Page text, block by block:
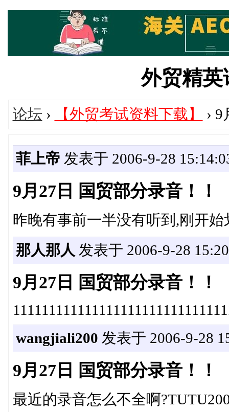
外贸精
论坛 › 【外贸考试资料下载】 ›
菲上帝 发表于 2006-9-28
9月27日 国贸部分录音！！
昨晚有事前一半没有听到,刚开
那人那人 发表于 2006-9-28
9月27日 国贸部分录音！！
wangjiali200 发表于 2006-9-28
9月27日 国贸部分录音！！
最近的录音怎么不全啊